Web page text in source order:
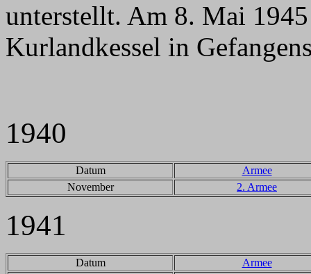
unterstellt. Am 8. Mai
Kurlandkessel in
1940
Datum
Armee
November
2. Armee
1941
Datum
Armee